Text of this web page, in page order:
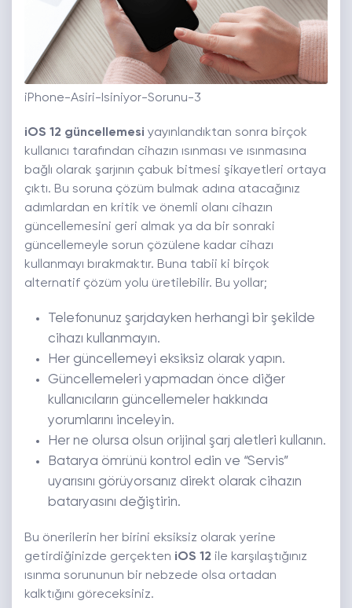
iPhone-Asiri-Isiniyor-Sorunu-3
iOS 12 güncellemesi yayınlandıktan sonra birçok
kullanıcı tarafından cihazın ısınması ve ısınmasına
bağlı olarak şarjının çabuk bitmesi şikayetleri ortaya
çıktı. Bu soruna çözüm bulmak adına atacağınız
adımlardan en kritik ve önemli olanı cihazın
güncellemesini geri almak ya da bir sonraki
güncellemeyle sorun çözülene kadar cihazı
kullanmayı bırakmaktır. Buna tabii ki birçok
alternatif çözüm yolu üretilebilir. Bu yollar;
Telefonunuz şarjdayken herhangi bir şekilde
cihazı kullanmayın.
Her güncellemeyi eksiksiz olarak yapın.
Güncellemeleri yapmadan önce diğer
kullanıcıların güncellemeler hakkında
yorumlarını inceleyin.
Her ne olursa olsun orijinal şarj aletleri kullanın.
Batarya ömrünü kontrol edin ve “Servis”
uyarısını görüyorsanız direkt olarak cihazın
bataryasını değiştirin.
Bu önerilerin her birini eksiksiz olarak yerine
getirdiğinizde gerçekten iOS 12 ile karşılaştığınız
ısınma sorununun bir nebzede olsa ortadan
kalktığını göreceksiniz.